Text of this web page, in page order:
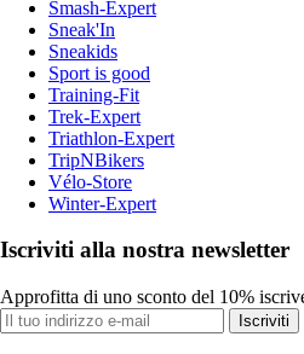
Smash-Expert
Sneak'In
Sneakids
Sport is good
Training-Fit
Trek-Expert
Triathlon-Expert
TripNBikers
Vélo-Store
Winter-Expert
Iscriviti alla nostra newsletter
Approfitta di uno sconto del 10%
Iscriviti